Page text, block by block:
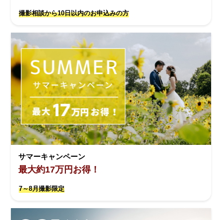
撮影相談から10日以内のお申込みの方
サマーキャンペーン
最大約17万円お得！
7～8月撮影限定